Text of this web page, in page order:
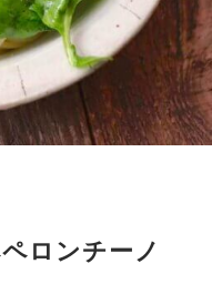
ロンチーノ